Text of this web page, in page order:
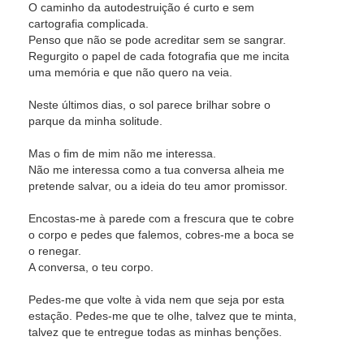
O caminho da autodestruição é curto e sem
cartografia complicada.
Penso que não se pode acreditar sem se sangrar.
Regurgito o papel de cada fotografia que me incita
uma memória e que não quero na veia.
Neste últimos dias, o sol parece brilhar sobre o
parque da minha solitude.
Mas o fim de mim não me interessa.
Não me interessa como a tua conversa alheia me
pretende salvar, ou a ideia do teu amor promissor.
Encostas-me à parede com a frescura que te cobre
o corpo e pedes que falemos, cobres-me a boca se
o renegar.
A conversa, o teu corpo.
Pedes-me que volte à vida nem que seja por esta
estação. Pedes-me que te olhe, talvez que te minta,
talvez que te entregue todas as minhas benções.